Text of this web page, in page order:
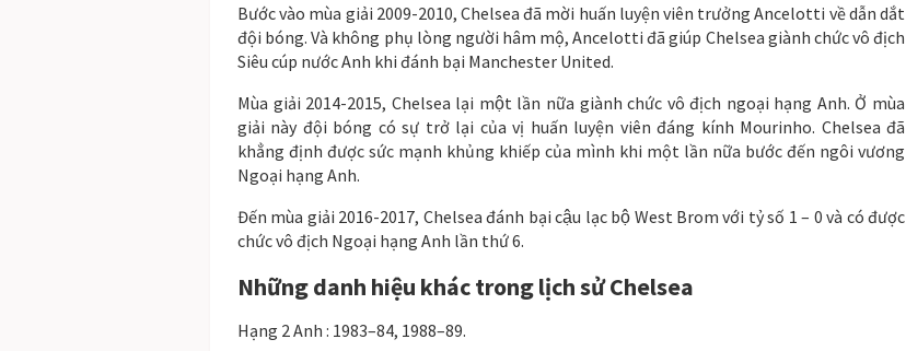
Bước vào mùa giải 2009-2010, Chelsea đã mời huấn luyện viên trưởng Ancelotti về dẫn dắt
đội bóng. Và không phụ lòng người hâm mộ, Ancelotti đã giúp Chelsea giành chức vô địch
Siêu cúp nước Anh khi đánh bại Manchester United.
Mùa giải 2014-2015, Chelsea lại một lần nữa giành chức vô địch ngoại hạng Anh. Ở mùa
giải này đội bóng có sự trở lại của vị huấn luyện viên đáng kính Mourinho. Chelsea đã
khẳng định được sức mạnh khủng khiếp của mình khi một lần nữa bước đến ngôi vương
Ngoại hạng Anh.
Đến mùa giải 2016-2017, Chelsea đánh bại cậu lạc bộ West Brom với tỷ số 1 – 0 và có được
chức vô địch Ngoại hạng Anh lần thứ 6.
Những danh hiệu khác trong lịch sử Chelsea
Hạng 2 Anh : 1983–84, 1988–89.